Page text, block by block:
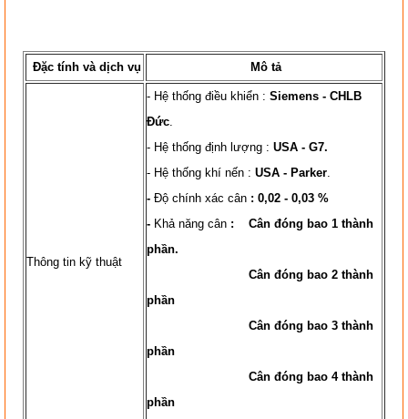
Ðặc tính và dịch vụ Mô tả
Thông tin kỹ thuật
- Hệ thống điều khiển : Siemens - CHLB
Đức
- Hệ thống định lượng : USA - G7.
- Hệ thống khí nến : USA - Parker
- Độ chính xác cân : 0,02 - 0,03 %
- Khả năng cân : Cân đóng bao 1 thành
phần.
Cân đóng bao 2 thành
phần
Cân đóng bao 3 thành
phần
Cân đóng bao 4 thành
phần